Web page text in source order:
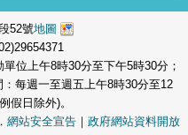
52號地圖
位上午8時30分至下午5時30分；
每週一至週五上午8時30分至12
假日除外)。
網站安全宣告｜ 政府網站資料開放